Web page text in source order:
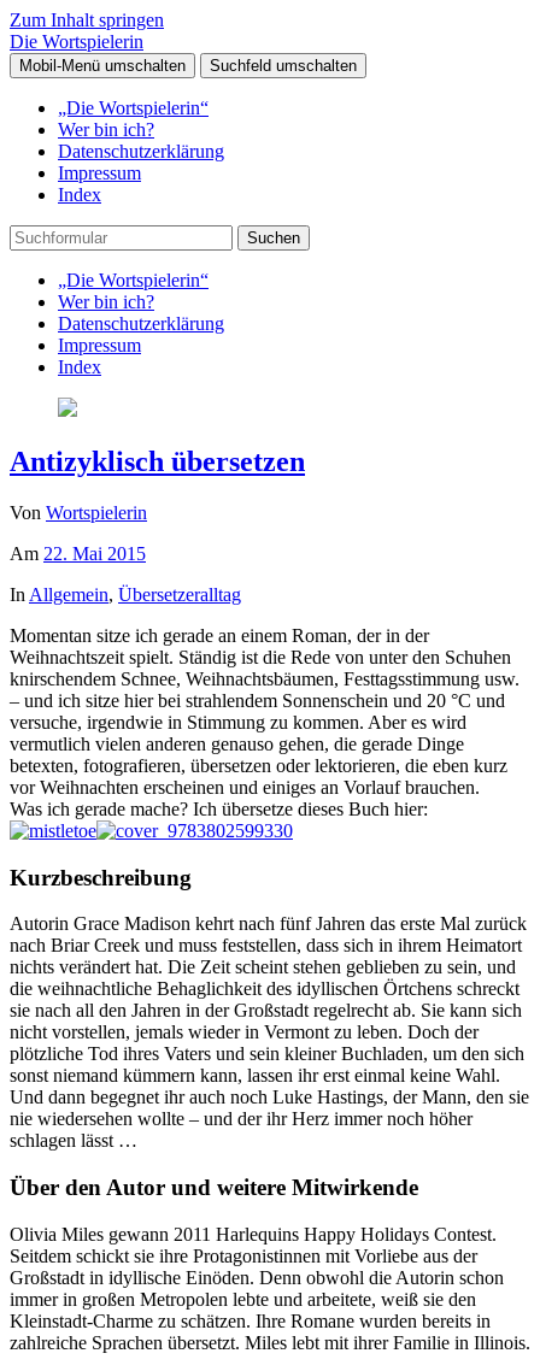
Zum Inhalt springen
Die Wortspielerin
Mobil-Menü umschalten Suchfeld umschalten
„Die Wortspielerin“
Wer bin ich?
Datenschutzerklärung
Impressum
Index
Suchen
„Die Wortspielerin“
Wer bin ich?
Datenschutzerklärung
Impressum
Index
Antizyklisch übersetzen
Von Wortspielerin
Am 22. Mai 2015
In Allgemein, Übersetzeralltag
Momentan sitze ich gerade an einem Roman, der in der
Weihnachtszeit spielt. Ständig ist die Rede von unter den Schuhen
knirschendem Schnee, Weihnachtsbäumen, Festtagsstimmung usw.
– und ich sitze hier bei strahlendem Sonnenschein und 20 °C und
versuche, irgendwie in Stimmung zu kommen. Aber es wird
vermutlich vielen anderen genauso gehen, die gerade Dinge
betexten, fotografieren, übersetzen oder lektorieren, die eben kurz
vor Weihnachten erscheinen und einiges an Vorlauf brauchen.
Was ich gerade mache? Ich übersetze dieses Buch hier:
Kurzbeschreibung
Autorin Grace Madison kehrt nach fünf Jahren das erste Mal zurück
nach Briar Creek und muss feststellen, dass sich in ihrem Heimatort
nichts verändert hat. Die Zeit scheint stehen geblieben zu sein, und
die weihnachtliche Behaglichkeit des idyllischen Örtchens schreckt
sie nach all den Jahren in der Großstadt regelrecht ab. Sie kann sich
nicht vorstellen, jemals wieder in Vermont zu leben. Doch der
plötzliche Tod ihres Vaters und sein kleiner Buchladen, um den sich
sonst niemand kümmern kann, lassen ihr erst einmal keine Wahl.
Und dann begegnet ihr auch noch Luke Hastings, der Mann, den sie
nie wiedersehen wollte – und der ihr Herz immer noch höher
schlagen lässt …
Über den Autor und weitere Mitwirkende
Olivia Miles gewann 2011 Harlequins Happy Holidays Contest.
Seitdem schickt sie ihre Protagonistinnen mit Vorliebe aus der
Großstadt in idyllische Einöden. Denn obwohl die Autorin schon
immer in großen Metropolen lebte und arbeitete, weiß sie den
Kleinstadt-Charme zu schätzen. Ihre Romane wurden bereits in
zahlreiche Sprachen übersetzt. Miles lebt mit ihrer Familie in Illinois.